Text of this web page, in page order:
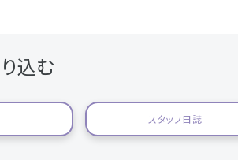
込む
スタッフ日誌